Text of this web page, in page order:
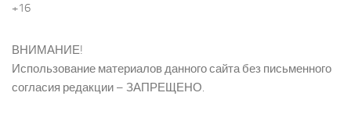
+16
ВНИМАНИЕ!
Использование материалов данного сайта без письменного
согласия редакции – ЗАПРЕЩЕНО.